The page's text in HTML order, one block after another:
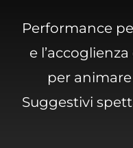
VIDEO
CONTATTI
Performance
e
per
Suggestivi